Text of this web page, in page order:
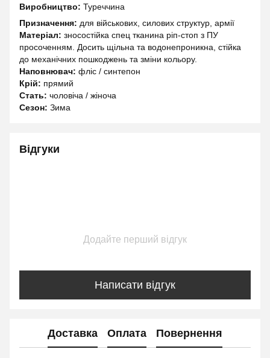
Виробництво: Туреччина
Призначення: для військових, силових структур, армії
Матеріал: зносостійка спец тканина ріп-стоп з ПУ
просоченням. Досить щільна та водонепроникна, стійка
до механічних пошкоджень та зміни кольору.
Наповнювач: фліс / синтепон
Крій: прямий
Стать: чоловіча / жіноча
Сезон: Зима
Відгуки
Додайте перший відгук
Написати відгук
Доставка Оплата Повернення